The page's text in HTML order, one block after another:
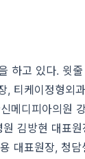
하고 있다. 윗
, 티케이정형외
메디피아의원
김방현 대표원
대표원장, 청담